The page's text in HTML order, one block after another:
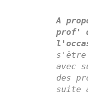
A
prof'
s'être
avec
des
suite